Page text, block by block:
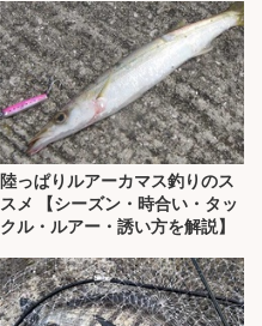
陸っぱりルアーカマス釣りのス
スメ 【シーズン・時合い・タッ
クル・ルアー・誘い方を解説】